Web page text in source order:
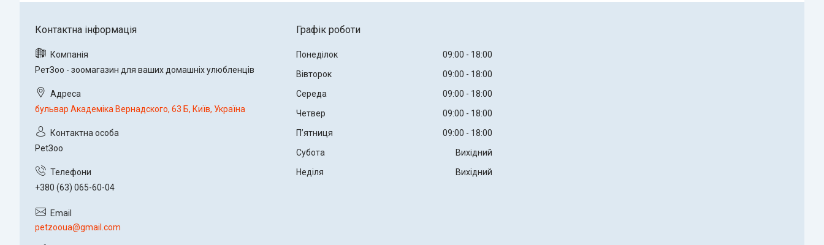
РетЗоо - зоомагазин для ваших домашніх улюбленців
бульвар Академіка Вернадского, 63 Б, Київ, Україна
PetЗoo
+380 (63) 065-60-04
petzooua@gmail.com
Графік роботи
Понеділок 09:00
18:00
Вівторок
09:00
18:00
Середа
09:00
18:00
Четвер
09:00
18:00
Пʼятниця
09:00
18:00
Субота
Вихідний
Неділя
Вихідний